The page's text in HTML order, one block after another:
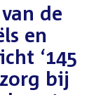
de
en
‘145
bij